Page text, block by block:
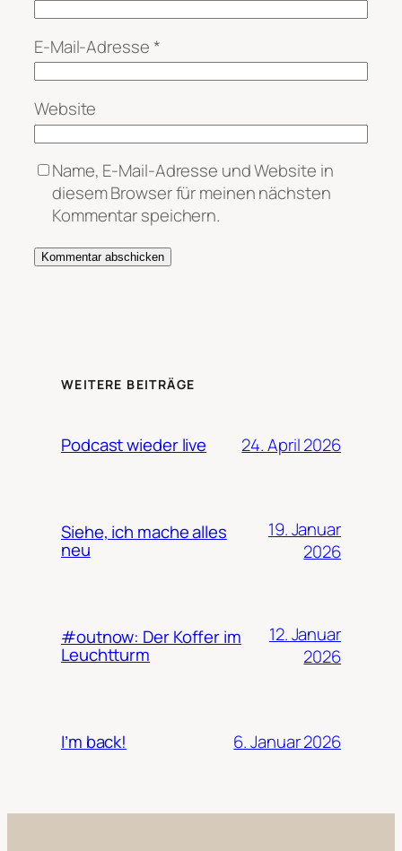
E-Mail-Adresse*
Website
Name, E-Mail-Adresse und Website in
diesem Browser für meinen nächsten
Kommentar speichern.
WEITERE BEITRÄGE
Podcast wieder live 24. April 2026
Siehe, ich mache alles
neu
19. Januar
2026
#outnow: Der Koffer im
Leuchtturm
12. Januar
2026
I’m back! 6. Januar 2026